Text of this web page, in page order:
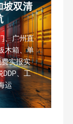
坡双清
、广州直
木箱、单
费实报实
、工
运